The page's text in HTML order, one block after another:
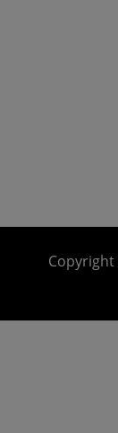
Copyright